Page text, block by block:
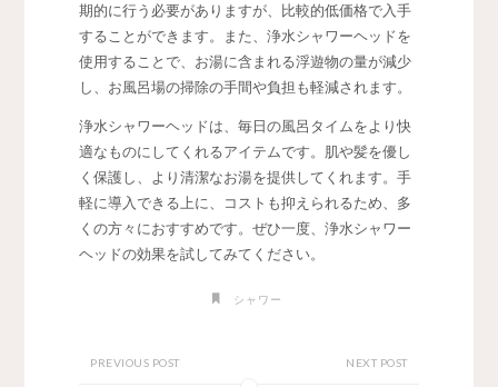
期的に行う必要がありますが、比較的低価格で入手
することができます。また、浄水シャワーヘッドを
使用することで、お湯に含まれる浮遊物の量が減少
し、お風呂場の掃除の手間や負担も軽減されます。
浄水シャワーヘッドは、毎日の風呂タイムをより快
適なものにしてくれるアイテムです。肌や髪を優し
く保護し、より清潔なお湯を提供してくれます。手
軽に導入できる上に、コストも抑えられるため、多
くの方々におすすめです。ぜひ一度、浄水シャワー
ヘッドの効果を試してみてください。
シャワー
PREVIOUS POST NEXT POST